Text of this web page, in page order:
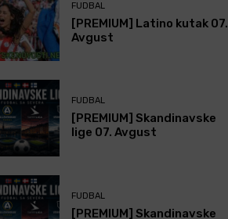
FUDBAL
[PREMIUM] Latino kutak 07.
Avgust
FUDBAL
[PREMIUM] Skandinavske
lige 07. Avgust
FUDBAL
[PREMIUM] Skandinavske